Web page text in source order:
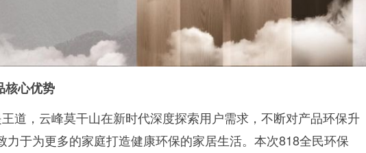
核心优势
道，云峰莫干山在新时代深度探索用户需求，不断对产品环保升
力于为更多的家庭打造健康环保的家居生活。本次818全民环保